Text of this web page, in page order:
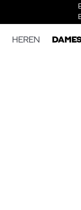
HEREN